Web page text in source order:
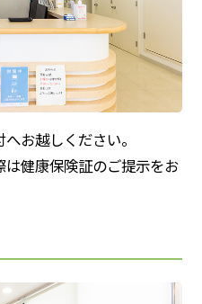
お越しください。
健康保険証のご提示をお